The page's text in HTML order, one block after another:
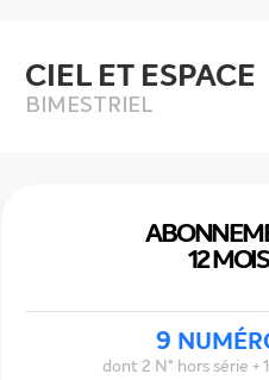
CIEL ET ESPACE
BIMESTRIEL
12 MOIS
9
dont 2 N° hors série +